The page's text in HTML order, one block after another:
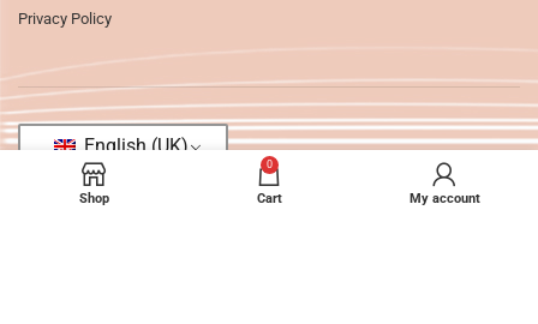
Privacy Policy
English (UK)
Shop
0
Cart My account